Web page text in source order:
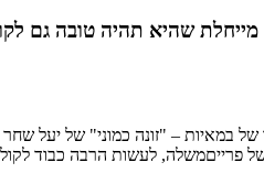
שהיא תהיה טובה גם
– "זונה כמוני" של יעל שחר
לעשות הרבה כבוד